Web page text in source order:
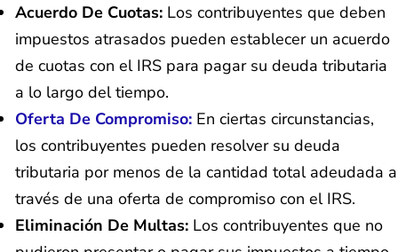
Acuerdo De Cuotas: Los contribuyentes que deben
impuestos atrasados pueden establecer un acuerdo
de cuotas con el IRS para pagar su deuda tributaria
a lo largo del tiempo.
Oferta De Compromiso: En ciertas circunstancias,
los contribuyentes pueden resolver su deuda
tributaria por menos de la cantidad total adeudada a
través de una oferta de compromiso con el IRS.
Eliminación De Multas: Los contribuyentes que no